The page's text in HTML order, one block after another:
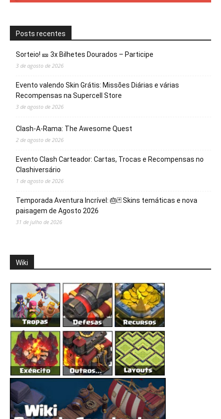
Posts recentes
Sorteio! 🎫 3x Bilhetes Dourados – Participe
3 de agosto de 2026
Evento valendo Skin Grátis: Missões Diárias e várias
Recompensas na Supercell Store
3 de agosto de 2026
Clash-A-Rama: The Awesome Quest
2 de agosto de 2026
Evento Clash Carteador: Cartas, Trocas e Recompensas no
Clashiversário
1 de agosto de 2026
Temporada Aventura Incrível: 🎂🃏 Skins temáticas e nova
paisagem de Agosto 2026
31 de julho de 2026
Wiki